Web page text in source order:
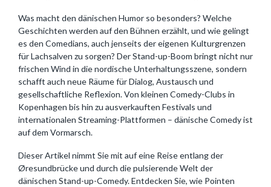
Was macht den dänischen Humor so besonders? Welche
Geschichten werden auf den Bühnen erzählt, und wie gelingt
es den Comedians, auch jenseits der eigenen Kulturgrenzen
für Lachsalven zu sorgen? Der Stand-up-Boom bringt nicht nur
frischen Wind in die nordische Unterhaltungsszene, sondern
schafft auch neue Räume für Dialog, Austausch und
gesellschaftliche Reflexion. Von kleinen Comedy-Clubs in
Kopenhagen bis hin zu ausverkauften Festivals und
internationalen Streaming-Plattformen – dänische Comedy ist
auf dem Vormarsch.
Dieser Artikel nimmt Sie mit auf eine Reise entlang der
Øresundbrücke und durch die pulsierende Welt der
dänischen Stand-up-Comedy. Entdecken Sie, wie Pointen